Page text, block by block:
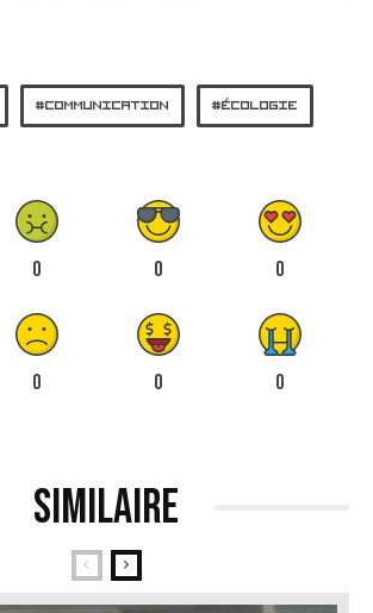
COMMUNICATION ÉCOLOGIE
0 0 0
0 0 0
Similaire